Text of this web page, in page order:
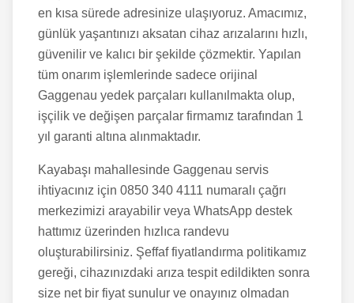
en kısa sürede adresinize ulaşıyoruz. Amacımız,
günlük yaşantınızı aksatan cihaz arızalarını hızlı,
güvenilir ve kalıcı bir şekilde çözmektir. Yapılan
tüm onarım işlemlerinde sadece orijinal
Gaggenau yedek parçaları kullanılmakta olup,
işçilik ve değişen parçalar firmamız tarafından 1
yıl garanti altına alınmaktadır.
Kayabaşı mahallesinde Gaggenau servis
ihtiyacınız için 0850 340 4111 numaralı çağrı
merkezimizi arayabilir veya WhatsApp destek
hattımız üzerinden hızlıca randevu
oluşturabilirsiniz. Şeffaf fiyatlandırma politikamız
gereği, cihazınızdaki arıza tespit edildikten sonra
size net bir fiyat sunulur ve onayınız olmadan